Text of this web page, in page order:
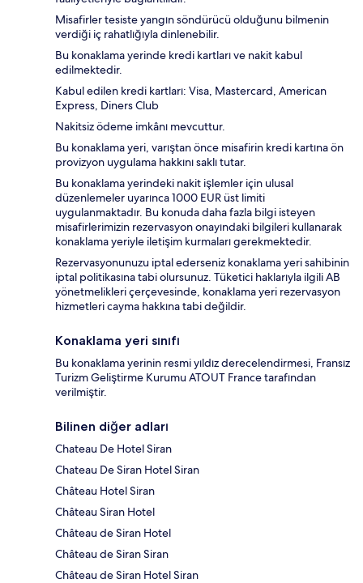
Misafirler tesiste yangın söndürücü olduğunu bilmenin
verdiği iç rahatlığıyla dinlenebilir.
Bu konaklama yerinde kredi kartları ve nakit kabul
edilmektedir.
Kabul edilen kredi kartları: Visa, Mastercard, American
Express, Diners Club
Nakitsiz ödeme imkânı mevcuttur.
Bu konaklama yeri, varıştan önce misafirin kredi kartına ön
provizyon uygulama hakkını saklı tutar.
Bu konaklama yerindeki nakit işlemler için ulusal
düzenlemeler uyarınca 1000 EUR üst limiti
uygulanmaktadır. Bu konuda daha fazla bilgi isteyen
misafirlerimizin rezervasyon onayındaki bilgileri kullanarak
konaklama yeriyle iletişim kurmaları gerekmektedir.
Rezervasyonunuzu iptal ederseniz konaklama yeri sahibinin
iptal politikasına tabi olursunuz. Tüketici haklarıyla ilgili AB
yönetmelikleri çerçevesinde, konaklama yeri rezervasyon
hizmetleri cayma hakkına tabi değildir.
Konaklama yeri sınıfı
Bu konaklama yerinin resmi yıldız derecelendirmesi, Fransız
Turizm Geliştirme Kurumu ATOUT France tarafından
verilmiştir.
Bilinen diğer adları
Chateau De Hotel Siran
Chateau De Siran Hotel Siran
Château Hotel Siran
Château Siran Hotel
Château de Siran Hotel
Château de Siran Siran
Château de Siran Hotel Siran